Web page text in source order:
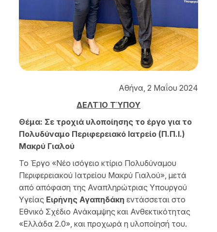
Αθήνα, 2 Μαΐου 2024
ΔΕΛΤΊΟ ΤΎΠΟΥ
Θέμα: Σε τροχιά υλοποίησης το έργο για το
Πολυδύναμο Περιφερειακό Ιατρείο (Π.Π.Ι.)
Μακρύ Γιαλού
Το Έργο «Νέο ισόγειο κτίριο Πολυδύναμου
Περιφερειακού Ιατρείου Μακρύ Γιαλού», μετά
από απόφαση της Αναπληρώτριας Υπουργού
Υγείας Ειρήνης Αγαπηδάκη εντάσσεται στο
Εθνικό Σχέδιο Ανάκαμψης και Ανθεκτικότητας
«Ελλάδα 2.0», και προχωρά η υλοποίησή του.